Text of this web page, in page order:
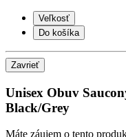
Veľkosť
Do košíka
Zavrieť
Unisex Obuv
Black/Grey
Máte záujem o tento